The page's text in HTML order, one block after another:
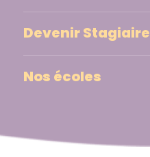
Devenir Stagiaire
Nos écoles